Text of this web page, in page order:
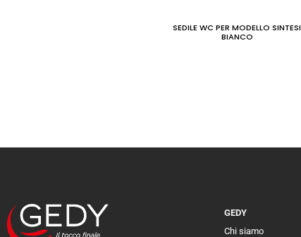
SEDILE WC PER MODELLO SINTESI
BIANCO
GEDY
Chi siamo